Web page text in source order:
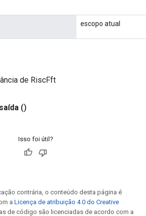
escopo atual
de RiscFft
saída ()
Isso foi útil?
contrária, o conteúdo desta página é
a Licença de atribuição 4.0 do Creative
de código são licenciadas de acordo com a